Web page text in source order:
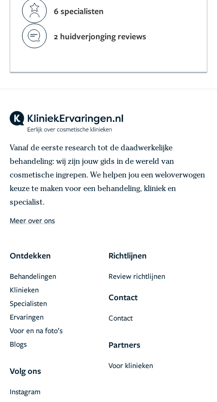
6 specialisten
2 huidverjonging reviews
Vanaf de eerste research tot de daadwerkelijke
behandeling: wij zijn jouw gids in de wereld van
cosmetische ingrepen. We helpen jou een weloverwogen
keuze te maken voor een behandeling, kliniek en
specialist.
Meer over ons
Ontdekken
Behandelingen
Klinieken
Specialisten
Ervaringen
Voor en na foto’s
Blogs
Volg ons
Instagram
Richtlijnen
Review richtlijnen
Contact
Contact
Partners
Voor klinieken